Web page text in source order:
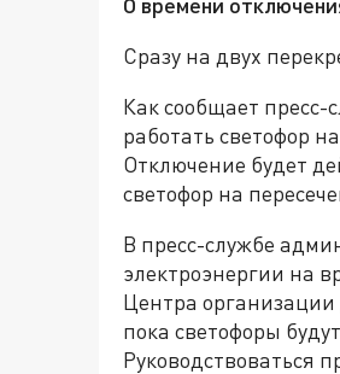
Сразу на двух
Как сообщает
работать светофор
Отключение будет
светофор на
В пресс-службе
электроэнергии на
Центра организации
пока светофоры
Руководствоваться